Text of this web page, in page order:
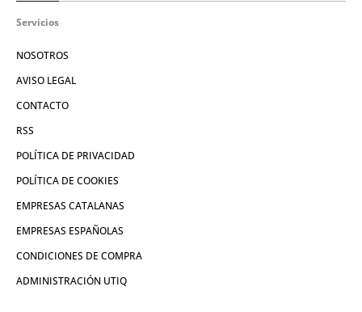
Servicios
NOSOTROS
AVISO LEGAL
CONTACTO
RSS
POLÍTICA DE PRIVACIDAD
POLÍTICA DE COOKIES
EMPRESAS CATALANAS
EMPRESAS ESPAÑOLAS
CONDICIONES DE COMPRA
ADMINISTRACIÓN UTIQ